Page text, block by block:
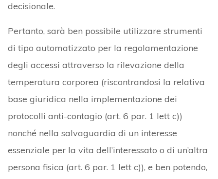
decisionale.
Pertanto, sarà ben possibile utilizzare strumenti
di tipo automatizzato per la regolamentazione
degli accessi attraverso la rilevazione della
temperatura corporea (riscontrandosi la relativa
base giuridica nella implementazione dei
protocolli anti-contagio (art. 6 par. 1 lett c))
nonché nella salvaguardia di un interesse
essenziale per la vita dell’interessato o di un’altra
persona fisica (art. 6 par. 1 lett c)), e ben potendo,